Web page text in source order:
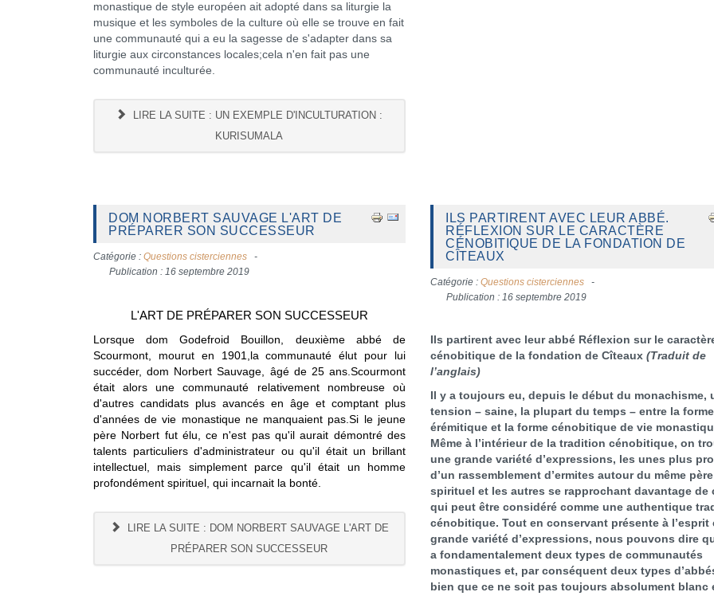
monastique de style européen ait adopté dans sa liturgie la
musique et les symboles de la culture où elle se trouve en fait
une communauté qui a eu la sagesse de s'adapter dans sa
liturgie aux circonstances locales;cela n'en fait pas une
communauté inculturée.
LIRE LA SUITE : UN EXEMPLE D'INCULTURATION :
KURISUMALA
DOM NORBERT SAUVAGE L'ART DE
PRÉPARER SON SUCCESSEUR
Catégorie : Questions cisterciennes
Publication : 16 septembre 2019
L'ART DE PRÉPARER SON SUCCESSEUR
Lorsque dom Godefroid Bouillon, deuxième abbé de
Scourmont, mourut en 1901,la communauté élut pour lui
succéder, dom Norbert Sauvage, âgé de 25 ans.Scourmont
était alors une communauté relativement nombreuse où
d'autres candidats plus avancés en âge et comptant plus
d'années de vie monastique ne manquaient pas.Si le jeune
père Norbert fut élu, ce n'est pas qu'il aurait démontré des
talents particuliers d'administrateur ou qu'il était un brillant
intellectuel, mais simplement parce qu'il était un homme
profondément spirituel, qui incarnait la bonté.
LIRE LA SUITE : DOM NORBERT SAUVAGE L'ART DE
PRÉPARER SON SUCCESSEUR
ILS PARTIRENT AVEC LEUR ABBÉ.
RÉFLEXION SUR LE CARACTÈRE
CÉNOBITIQUE DE LA FONDATION DE
CÎTEAUX
Catégorie :Questions cisterciennes
Publication : 16 septembre 2019
Ils partirent avec leur abbé Réflexion sur le
cénobitique de la fondation de Cîteaux (Traduit de
l’anglais)
Il y a toujours eu, depuis le début du monachisme,
tension – saine, la plupart du temps – entre la forme
érémitique et la forme cénobitique de vie
Même à l’intérieur de la tradition cénobitique, on
une grande variété d’expressions, les unes plus
d’un rassemblement d’ermites autour du même père
spirituel et les autres se rapprochant davantage de
qui peut être considéré comme une authentique
cénobitique. Tout en conservant présente à l’esprit
grande variété d’expressions, nous pouvons dire
a fondamentalement deux types de communautés
monastiques et, par conséquent deux types
bien que ce ne soit pas toujours absolument blanc